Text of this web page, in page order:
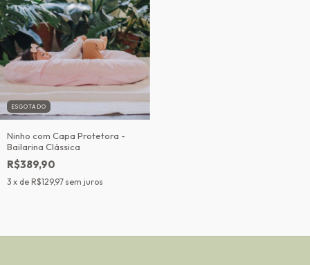
ESGOTADO
Ninho com Capa Protetora -
Bailarina Clássica
R$389,90
3 x de R$129,97 sem juros